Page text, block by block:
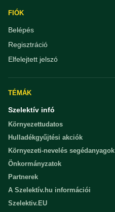
FIÓK
Belépés
Regisztráció
Elfelejtett jelszó
TÉMÁK
Szelektív infó
Környezettudatos
Hulladékgyűjtési akciók
Környezeti-nevelés segédanyagok
Önkormányzatok
Partnerek
A Szelektív.hu információi
Szelektiv.EU